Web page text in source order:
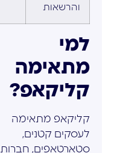
והרשאות
למי
מתאימה
קליקאפ?
קליקאפ מתאימה
לעסקים קטנים,
סטארטאפים, חברות